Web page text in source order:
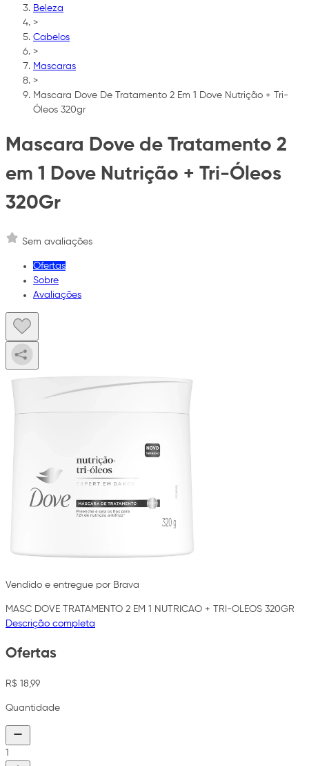
Beleza
>
Cabelos
>
Mascaras
>
Mascara Dove De Tratamento 2 Em 1 Dove Nutrição + Tri-
Óleos 320gr
Mascara Dove de Tratamento 2
em 1 Dove Nutrição + Tri-Óleos
320Gr
Sem avaliações
Ofertas
Sobre
Avaliações
Vendido e entregue por Brava
MASC DOVE TRATAMENTO 2 EM 1 NUTRICAO + TRI-OLEOS 320GR
Descrição completa
Ofertas
R$ 18,99
Quantidade
1